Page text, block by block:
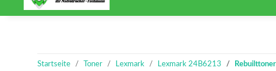
Startseite Toner Lexmark Lexmark 24B6213